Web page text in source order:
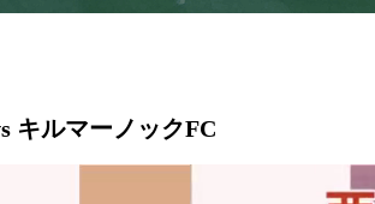
キルマーノックFC